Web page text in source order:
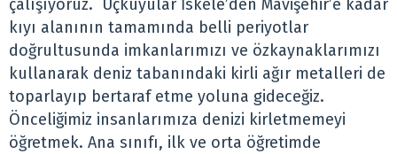
çalışıyoruz. Üçkuyular İskele’den Mavişehir’e kadar
kıyı alanının tamamında belli periyotlar
doğrultusunda imkanlarımızı ve özkaynaklarımızı
kullanarak deniz tabanındaki kirli ağır metalleri de
toparlayıp bertaraf etme yoluna gideceğiz.
Önceliğimiz insanlarımıza denizi kirletmemeyi
öğretmek. Ana sınıfı, ilk ve orta öğretimde